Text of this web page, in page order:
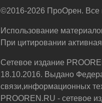
©2016-2026 ПроОрен.
Использование
При цитировании
Сетевое издание
18.10.2016. Выдано
связи,информационных
PROOREN.RU - сетевое